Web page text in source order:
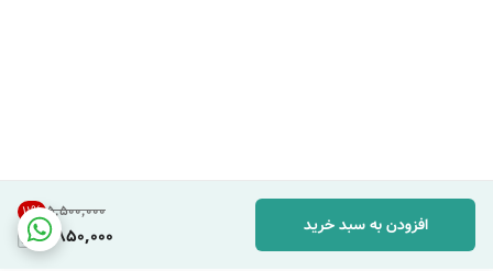
۵٬۵۰۰٬۰۰۰ 11%
4,850,000 افزودن به سبد خرید